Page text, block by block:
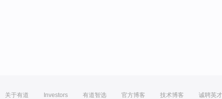
关于有道 Investors 有道智选 官方博客 技术博客 诚聘英才